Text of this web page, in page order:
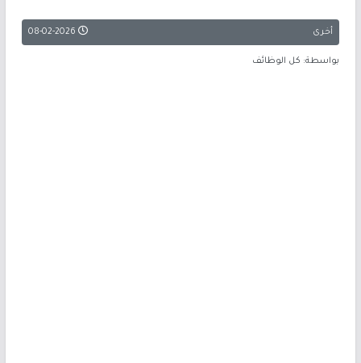
أخرى 08-02-2026
بواسطة: كل الوظائف